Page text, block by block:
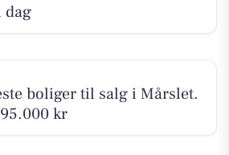
dag
boliger til salg i Mårslet.
kr